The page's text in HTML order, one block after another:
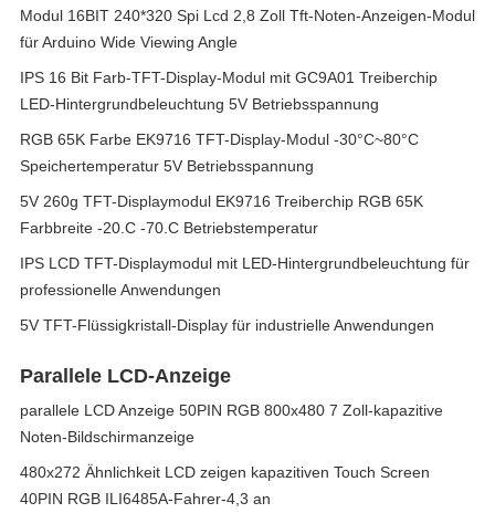
Modul 16BIT 240*320 Spi Lcd 2,8 Zoll Tft-Noten-Anzeigen-Modul
für Arduino Wide Viewing Angle
IPS 16 Bit Farb-TFT-Display-Modul mit GC9A01 Treiberchip
LED-Hintergrundbeleuchtung 5V Betriebsspannung
RGB 65K Farbe EK9716 TFT-Display-Modul -30°C~80°C
Speichertemperatur 5V Betriebsspannung
5V 260g TFT-Displaymodul EK9716 Treiberchip RGB 65K
Farbbreite -20.C -70.C Betriebstemperatur
IPS LCD TFT-Displaymodul mit LED-Hintergrundbeleuchtung für
professionelle Anwendungen
5V TFT-Flüssigkristall-Display für industrielle Anwendungen
Parallele LCD-Anzeige
parallele LCD Anzeige 50PIN RGB 800x480 7 Zoll-kapazitive
Noten-Bildschirmanzeige
480x272 Ähnlichkeit LCD zeigen kapazitiven Touch Screen
40PIN RGB ILI6485A-Fahrer-4,3 an